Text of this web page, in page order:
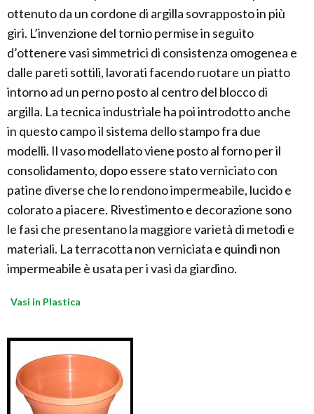
ottenuto da un cordone di argilla sovrapposto in più
giri. L’invenzione del tornio permise in seguito
d’ottenere vasi simmetrici di consistenza omogenea e
dalle pareti sottili, lavorati facendo ruotare un piatto
intorno ad un perno posto al centro del blocco di
argilla. La tecnica industriale ha poi introdotto anche
in questo campo il sistema dello stampo fra due
modelli. Il vaso modellato viene posto al forno per il
consolidamento, dopo essere stato verniciato con
patine diverse che lo rendono impermeabile, lucido e
colorato a piacere. Rivestimento e decorazione sono
le fasi che presentano la maggiore varietà di metodi e
materiali. La terracotta non verniciata e quindi non
impermeabile è usata per i vasi da giardino.
Vasi in Plastica